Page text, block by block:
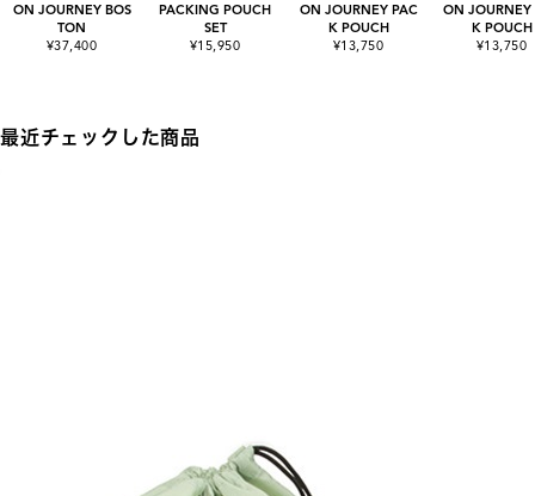
ON JOURNEY BOS
TON
¥37,400
PACKING POUCH
SET
¥15,950
ON JOURNEY PAC
K POUCH
¥13,750
ON JOURNEY
K POUCH
¥13,750
最近チェックした商品